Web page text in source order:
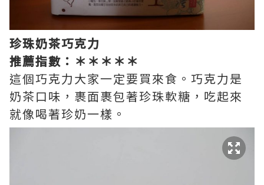
珍珠奶茶巧克力
推薦指數：＊＊＊＊＊
這個巧克力大家一定要買來食。巧克力是
奶茶口味，裹面裹包著珍珠軟糖，吃起來
就像喝著珍奶一樣。